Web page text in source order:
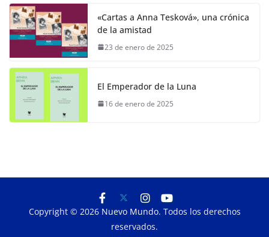
«Cartas a Anna Tesková», una crónica
de la amistad
23 de enero de 2025
El Emperador de la Luna
16 de enero de 2025
Copyright © 2026 Nuevo Mundo. Todos los derechos
reservados.